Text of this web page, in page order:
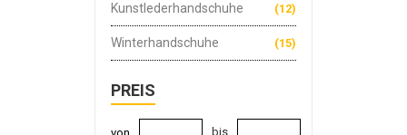
(12)
Kunstlederhandschuhe
(15)
Winterhandschuhe
PREIS
bis